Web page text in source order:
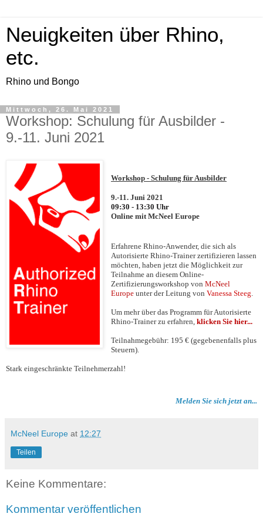
Neuigkeiten über Rhino,
etc.
Rhino und Bongo
Mittwoch, 26. Mai 2021
Workshop: Schulung für Ausbilder -
9.-11. Juni 2021
Workshop - Schulung für Ausbilder
9.-11. Juni 2021
09:30 - 13:30 Uhr
Online mit McNeel Europe
Erfahrene Rhino-Anwender, die sich als
Autorisierte Rhino-Trainer zertifizieren lassen
möchten, haben jetzt die Möglichkeit zur
Teilnahme an diesem Online-
Zertifizierungsworkshop von McNeel
Europe unter der Leitung von Vanessa Steeg.
Um mehr über das Programm für Autorisierte
Rhino-Trainer zu erfahren, klicken Sie hier...
Teilnahmegebühr: 195 € (gegebenenfalls plus
Steuern).
Stark eingeschränkte Teilnehmerzahl!
Melden Sie sich jetzt an...
McNeel Europe at 12:27
Teilen
Keine Kommentare:
Kommentar veröffentlichen